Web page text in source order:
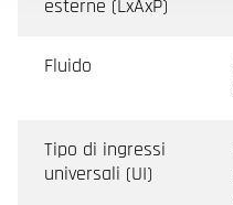
esterne (LxAxP)
Fluido
Tipo di ingressi
universali (UI)